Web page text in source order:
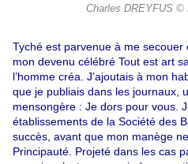
Charles DREYFUS ©
Tyché est parvenue à me secouer
mon devenu célébré Tout est art
l’homme créa. J’ajoutais à mon
que je publiais dans les journaux,
mensongère : Je dors pour vous.
établissements de la Société des
succès, avant que mon manège
Principauté. Projeté dans les cas